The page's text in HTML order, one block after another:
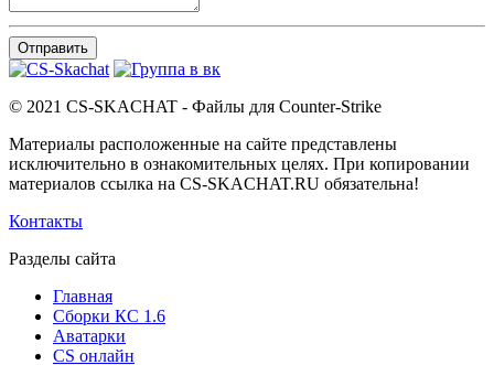
Отправить
© 2021 CS-SKACHAT - Файлы для Counter-Strike
Материалы расположенные на сайте представлены
исключительно в ознакомительных целях. При копировании
материалов ссылка на CS-SKACHAT.RU обязательна!
Контакты
Разделы сайта
Главная
Сборки КС 1.6
Аватарки
CS онлайн